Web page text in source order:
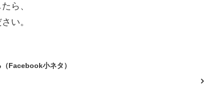
ら、
い。
Facebook小ネタ）